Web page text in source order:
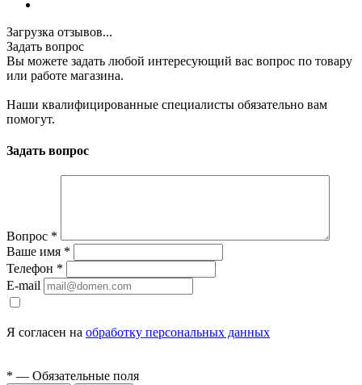
Загрузка отзывов...
Задать вопрос
Вы можете задать любой интересующий вас вопрос по товару
или работе магазина.
Наши квалифицированные специалисты обязательно вам
помогут.
Задать вопрос
Вопрос *
Ваше имя *
Телефон *
E-mail
Я согласен на обработку персональных данных
* — Обязательные поля